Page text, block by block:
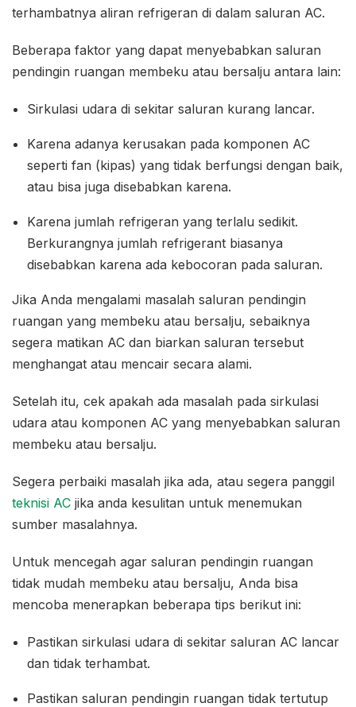
terhambatnya aliran refrigeran di dalam saluran AC.
Beberapa faktor yang dapat menyebabkan saluran
pendingin ruangan membeku atau bersalju antara lain:
Sirkulasi udara di sekitar saluran kurang lancar.
Karena adanya kerusakan pada komponen AC
seperti fan (kipas) yang tidak berfungsi dengan baik,
atau bisa juga disebabkan karena.
Karena jumlah refrigeran yang terlalu sedikit.
Berkurangnya jumlah refrigerant biasanya
disebabkan karena ada kebocoran pada saluran.
Jika Anda mengalami masalah saluran pendingin
ruangan yang membeku atau bersalju, sebaiknya
segera matikan AC dan biarkan saluran tersebut
menghangat atau mencair secara alami.
Setelah itu, cek apakah ada masalah pada sirkulasi
udara atau komponen AC yang menyebabkan saluran
membeku atau bersalju.
Segera perbaiki masalah jika ada, atau segera panggil
teknisi AC jika anda kesulitan untuk menemukan
sumber masalahnya.
Untuk mencegah agar saluran pendingin ruangan
tidak mudah membeku atau bersalju, Anda bisa
mencoba menerapkan beberapa tips berikut ini:
Pastikan sirkulasi udara di sekitar saluran AC lancar
dan tidak terhambat.
Pastikan saluran pendingin ruangan tidak tertutup